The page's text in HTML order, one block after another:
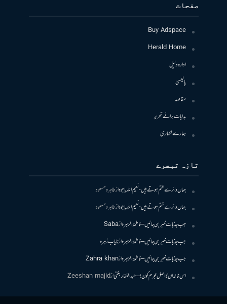
صفحات
Buy Adspace
Herald Home
ادارہ دلیل
پالیسی
مقاصد
ہدایات برائے تحریر
ہمارے لکھاری
تازہ تبصرے
جہاں دائرے ختم ہوتے ہیں- نعیم اللہ باجوہازطاہرہ مسعود
جہاں دائرے ختم ہوتے ہیں- نعیم اللہ باجوہازطاہرہ مسعود
جب جذبات خبر بن جائیں – فاطمۃالزہرہازSaba
جب جذبات خبر بن جائیں – فاطمۃالزہرہازنایاب زہرہ
جب جذبات خبر بن جائیں – فاطمۃالزہرہازZahra khan
اس خاندان کا اصل مجرم کون! – عبدالغفار بگٹیازZeeshan majid